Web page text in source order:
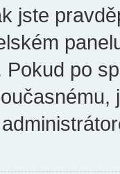
jste
Pokud po